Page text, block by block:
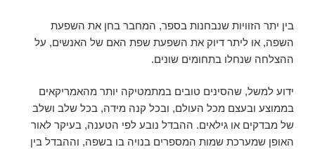
בין יתר הזוויות שנבחנות בספר, המחבר בחן את השפעת
השפה, או ליתר דיוק את השפעת שפת האם של האנשים, על
ההצלחה שנחלו בתחומים שונים.
ידוע למשל, שהסינים טובים במתמטיקה יותר מהאמריקאים
בממוצע ובעצם מכל העולם, ובכל קנה מידה, בכל שלב ושלב
של מבדקים או גילאים. ההבדל נובע לפי הטענה, בעיקר לאור
האופן שמערכת שמות המספרים בנויה בו בשפה, וההבדל בין